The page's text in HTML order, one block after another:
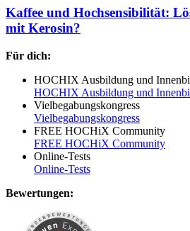
Kaffee und Hochsensibilität:
mit Kerosin?
Für dich:
HOCHIX Ausbildung und
HOCHIX Ausbildung und
Vielbegabungskongress
Vielbegabungskongress
FREE HOCHiX Community
FREE HOCHiX Community
Online-Tests
Online-Tests
Bewertungen: